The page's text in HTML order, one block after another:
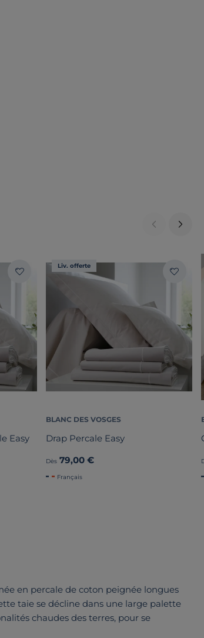
Easy
Liv. offerte
BLANC DES VOSGES
Drap Percale Easy
Dès 79,00 €
Français
en percale de coton peignée longues
taie se décline dans une large palette
chaudes des terres, pour se